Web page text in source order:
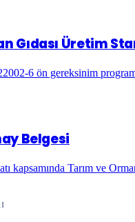
Gıdası Üretim
6 ön gereksinim
Belgesi
Tarım ve